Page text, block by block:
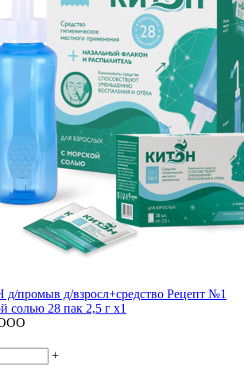
промыв д/взросл+средство Рецепт №1
солью 28 пак 2,5 г x1
ООО
+